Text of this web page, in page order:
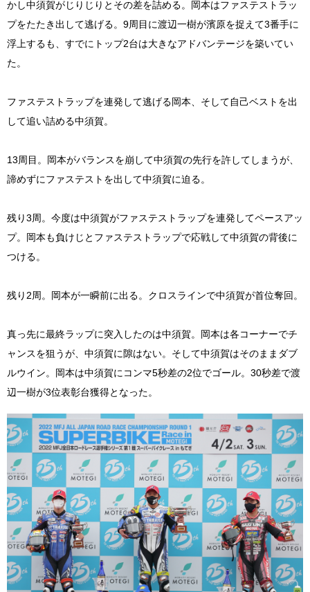
かし中須賀がじりじりとその差を詰める。岡本はファステストラッ
プをたたき出して逃げる。9周目に渡辺一樹が濱原を捉えて3番手に
浮上するも、すでにトップ2台は大きなアドバンテージを築いてい
た。
ファステストラップを連発して逃げる岡本、そして自己ベストを出
して追い詰める中須賀。
13周目。岡本がバランスを崩して中須賀の先行を許してしまうが、
諦めずにファステストを出して中須賀に迫る。
残り3周。今度は中須賀がファステストラップを連発してペースアッ
プ。岡本も負けじとファステストラップで応戦して中須賀の背後に
つける。
残り2周。岡本が一瞬前に出る。クロスラインで中須賀が首位奪回。
真っ先に最終ラップに突入したのは中須賀。岡本は各コーナーでチ
ャンスを狙うが、中須賀に隙はない。そして中須賀はそのままダブ
ルウイン。岡本は中須賀にコンマ5秒差の2位でゴール。30秒差で渡
辺一樹が3位表彰台獲得となった。